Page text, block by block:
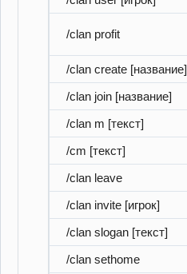
/clan profit
/clan create [название]
/clan join [название]
/clan m [текст]
/cm [текст]
/clan leave
/clan invite [игрок]
/clan slogan [текст]
/clan sethome